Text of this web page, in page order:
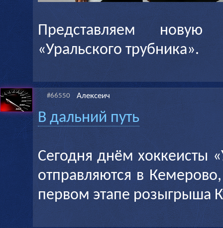
Представляем новую
«Уральского трубника».
#66550 Алексеич
В дальний путь
Сегодня днём хоккеисты
отправляются в
первом этапе розыгрыша